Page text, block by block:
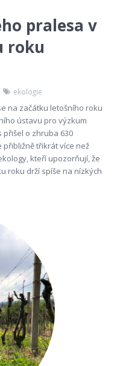
pralesa v
roku
ekologie
na začátku letošního roku
ústavu pro výzkum
přišel o zhruba 630
přibližně třikrát více než
kteří upozorňují, že
roku drží spíše na nízkých